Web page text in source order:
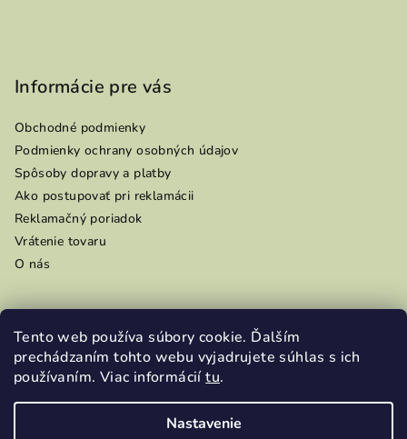
Tento web používa súbory cookie. Ďalším
prechádzaním tohto webu vyjadrujete súhlas s ich
používaním. Viac informáciítu.
Nastavenie
Informácie pre vás
Obchodné podmienky
Podmienky ochrany osobných údajov
Spôsoby dopravy a platby
Ako postupovať pri reklamácii
Reklamačný poriadok
Vrátenie tovaru
O nás
Prijímame online platby